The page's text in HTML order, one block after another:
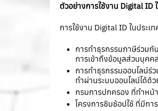
ตัวอย่างการใช้งาน Digital ID
การใช้งาน Digital ID ในประ
การทำธุรกรรมภาษีร่วมกั
การเข้าถึงข้อมูลส่วนบุคค
การทำธุรกรรมออนไลน์ร่
ทำผ่านระบบออนไลน์ได้ด้
กรมการปกครอง ที่ทำหน้
โครงการชิมช้อปใช้ ที่มีก